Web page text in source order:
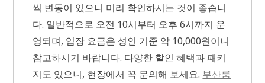
씩 변동이 있으니 미리 확인하시는 것이 좋습니
다. 일반적으로 오전 10시부터 오후 6시까지 운
영되며, 입장 요금은 성인 기준 약 10,000원이니
참고하시기 바랍니다. 다양한 할인 혜택과 패키
지도 있으니, 현장에서 꼭 문의해 보세요. 부산룸